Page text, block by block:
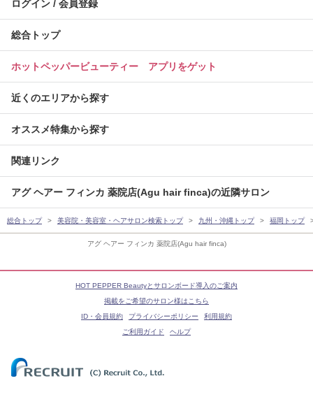
アグ ヘアー フィンカ 薬院店(Agu hair finca)
ログイン / 会員登録
総合トップ
ホットペッパービューティー アプリをゲット
近くのエリアから探す
オススメ特集から探す
関連リンク
アグ ヘアー フィンカ 薬院店(Agu hair finca)の近隣サロン
総合トップ 美容院・美容室・ヘアサロン検索トップ 九州・沖縄トップ 福岡トップ
HOT PEPPER Beautyとサロンボード導入のご案内
掲載をご希望のサロン様はこちら
ID・会員規約
プライバシーポリシー
利用規約
ご利用ガイド
ヘルプ